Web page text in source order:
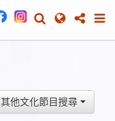
其他文化節目搜尋